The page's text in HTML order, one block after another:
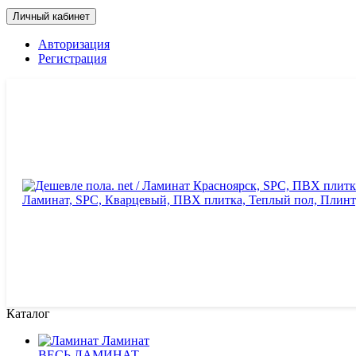
Личный кабинет
Авторизация
Регистрация
Каталог
Ламинат